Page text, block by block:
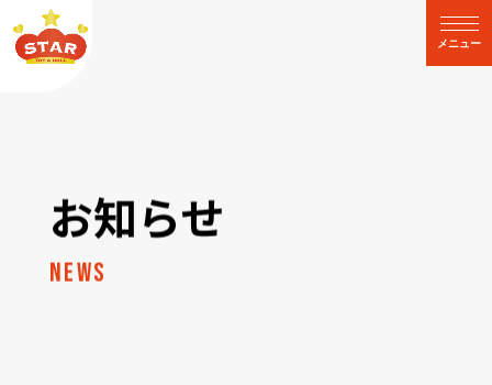
メニュー
閉じる
お知らせ
News